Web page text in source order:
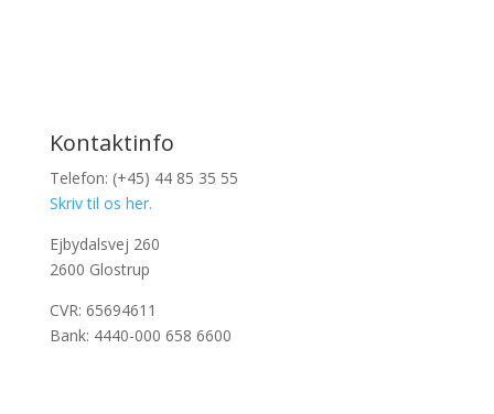
Kontaktinfo
Telefon: (+45) 44 85 35 55
Skriv til os her.
Ejbydalsvej 260
2600 Glostrup
CVR: 65694611
Bank: 4440-000 658 6600